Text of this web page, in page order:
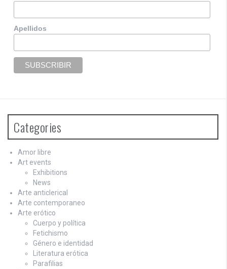
Apellidos
Categories
Amor libre
Art events
Exhibitions
News
Arte anticlerical
Arte contemporaneo
Arte erótico
Cuerpo y política
Fetichismo
Género e identidad
Literatura erótica
Parafilias